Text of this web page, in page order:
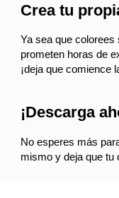
Crea tu
Ya sea que
prometen horas de
¡deja que comience
¡Descarga
No esperes más
mismo y deja que tu